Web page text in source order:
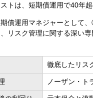
トは、短期債運用で40年
債運用マネジャーとして
リスク管理に関する深い
徹底したリス
ノーザン・ト